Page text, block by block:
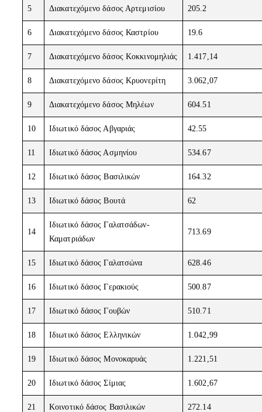
5 Διακατεχόμενο δάσος Αρτεμισίου 205.2
6 Διακατεχόμενο δάσος Καστρίου 19.6
7 Διακατεχόμενο δάσος Κοκκινομηλιάς 1.417,14
8 Διακατεχόμενο δάσος Κρυονερίτη 3.062,07
9 Διακατεχόμενο δάσος Μηλέων 604.51
10 Ιδιωτικό δάσος Αβγαριάς 42.55
11 Ιδιωτικό δάσος Ασμηνίου 534.67
12 Ιδιωτικό δάσος Βασιλικών 164.32
13 Ιδιωτικό δάσος Βουτά 62
14
Ιδιωτικό δάσος Γαλατσάδων-
Καματριάδων
713.69
15 Ιδιωτικό δάσος Γαλατσώνα 628.46
16 Ιδιωτικό δάσος Γερακιούς 500.87
17 Ιδιωτικό δάσος Γουβών 510.71
18 Ιδιωτικό δάσος Ελληνικών 1.042,99
19 Ιδιωτικό δάσος Μονοκαρυάς 1.221,51
20 Ιδιωτικό δάσος Σίμιας 1.602,67
21 Κοινοτικό δάσος Βασιλικών 272.14